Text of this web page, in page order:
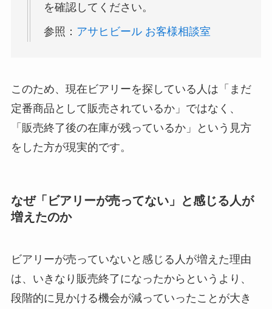
を確認してください。
参照： アサヒビール お客様相談室
このため、現在ビアリーを探している人は「まだ
定番商品として販売されているか」ではなく、
「販売終了後の在庫が残っているか」という見方
をした方が現実的です。
なぜ「ビアリーが売ってない」と感じる人が
増えたのか
ビアリーが売っていないと感じる人が増えた理由
は、いきなり販売終了になったからというより、
段階的に見かける機会が減っていったことが大き